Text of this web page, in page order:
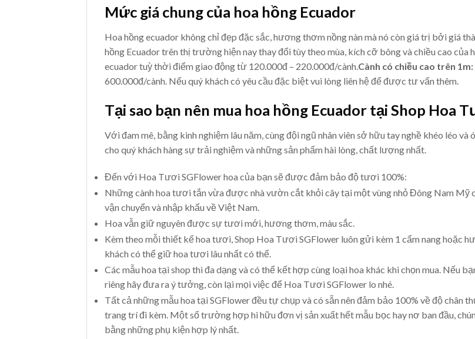
Mức giá chung của hoa hồng Ecuador
Hoa hồng ecuador không chỉ đẹp đặc sắc, hương thơm nồng nàn mà nó còn giá trị bởi giá
hồng Ecuador trên thị trường hiện nay thay đổi tùy theo mùa, kích cỡ bông và chiều cao của
ecuador tuỳ thời điểm giao động từ 120.000đ – 220.000đ/cành.Cành có chiều cao trên 1m:
600.000đ/cành. Nếu quý khách có yêu cầu đặc biệt vui lòng liên hệ để được tư vấn thêm.
Tại sao bạn nên mua hoa hồng Ecuador tại Shop Hoa
Với đam mê, bằng kinh nghiệm lâu năm, cùng đội ngũ nhân viên sở hữu tay nghề khéo léo
cho quý khách hàng sự trải nghiệm và những sản phẩm hài lòng, chất lượng nhất.
Đến với Hoa Tươi SGFlower hoa của bạn sẽ được đảm bảo độ tươi 100%:
Những cành hoa tươi tắn vừa được nhà vườn cắt khỏi cây tại một vùng nhỏ Đông Nam Mỹ
vận chuyển và nhập khẩu về Việt Nam.
Hoa vẫn giữ nguyên được sự tươi mới, hương thơm, màu sắc.
Kèm theo mỗi thiết kế hoa tươi, Shop Hoa Tươi SGFlower luôn gửi kèm 1 cẩm nang hoặc
khách có thể giữ hoa tươi lâu nhất có thể.
Các mẫu hoa tại shop thì đa dạng và có thể kết hợp cùng loại hoa khác khi chọn mua. Nếu
riêng hãy đưa ra ý tưởng, còn lại mọi việc để Hoa Tươi SGFlower lo nhé.
Tất cả những mẫu hoa tại SGFlower đều tự chụp và có sẵn nên đảm bảo 100% về độ chân
trang trí đi kèm. Một số trường hợp hi hữu đơn vị sản xuất hết mẫu bọc hay nơ ban đầu,
bằng những phụ kiện hợp lý nhất.